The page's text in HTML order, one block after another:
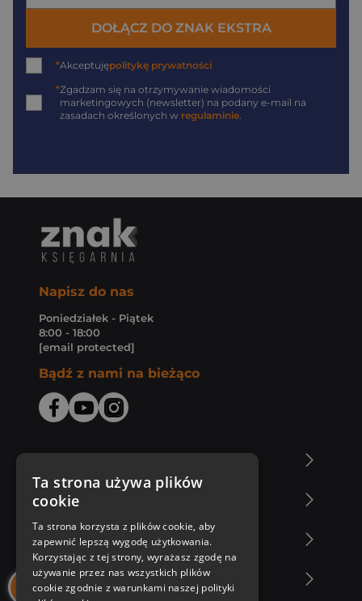
DOŁĄCZ DO ZNAK EKSTRA
*Akceptujępolitykę prywatności
*Zgadzam się na otrzymywanie wiadomości
marketingowych (newsletter) na podany e-mail na
zasadach określonych w regulaminie.
Napisz do nas
Poniedziałek - Piątek
8:00 - 18:00
[email protected]
Bądź z nami na bieżąco
Zakupy u nas
Nasza oferta
Nasi autorzy
Ta strona używa plików
cookie
Ta strona korzysta z plików cookie, aby
zapewnić lepszą wygodę użytkowania.
Korzystając z tej strony, wyrażasz zgodę na
używanie przez nas wszystkich plików
cookie zgodnie z warunkami naszej polityki